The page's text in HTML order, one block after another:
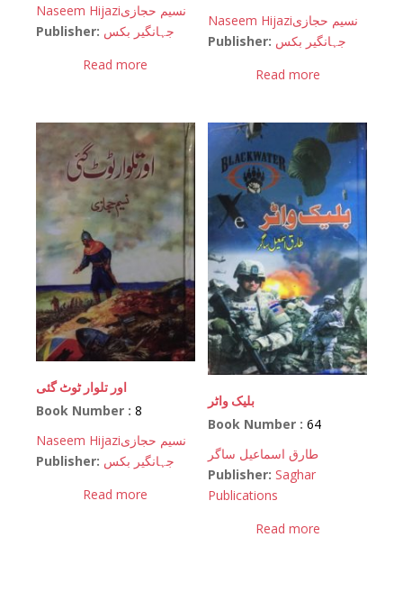
Naseem Hijaziنسیم حجازی
Publisher: جہانگیر بکس
Read more
Naseem Hijaziنسیم حجازی
Publisher: جہانگیر بکس
Read more
اور تلوار ٹوٹ گئی
Book Number : 8
Naseem Hijaziنسیم حجازی
Publisher: جہانگیر بکس
Read more
بلیک واٹر
Book Number :64
طارق اسماعیل ساگر
Publisher: Saghar
Publications
Read more